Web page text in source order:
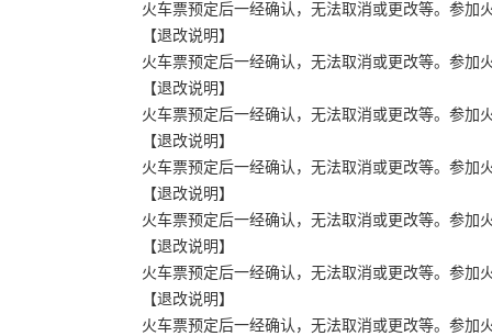
火车票预定后一经确认，无法取消或更改等。参加
【退改说明】
火车票预定后一经确认，无法取消或更改等。参加
【退改说明】
火车票预定后一经确认，无法取消或更改等。参加
【退改说明】
火车票预定后一经确认，无法取消或更改等。参加
【退改说明】
火车票预定后一经确认，无法取消或更改等。参加
【退改说明】
火车票预定后一经确认，无法取消或更改等。参加
【退改说明】
火车票预定后一经确认，无法取消或更改等。参加